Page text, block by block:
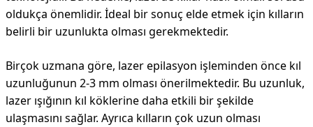
oldukça önemlidir. İdeal bir sonuç elde etmek için kılların
belirli bir uzunlukta olması gerekmektedir.
Birçok uzmana göre, lazer epilasyon işleminden önce kıl
uzunluğunun 2-3 mm olması önerilmektedir. Bu uzunluk,
lazer ışığının kıl köklerine daha etkili bir şekilde
ulaşmasını sağlar. Ayrıca kılların çok uzun olması